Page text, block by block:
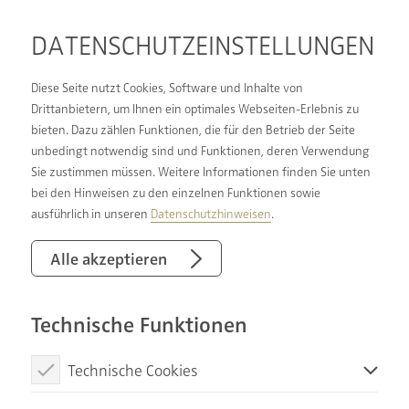
DATENSCHUTZ­EINSTELLUNGEN
Diese Seite nutzt Cookies, Software und Inhalte von
Drittanbietern, um Ihnen ein optimales Webseiten-Erlebnis zu
bieten. Dazu zählen Funktionen, die für den Betrieb der Seite
unbedingt notwendig sind und Funktionen, deren Verwendung
Sie zustimmen müssen. Weitere Informationen finden Sie unten
bei den Hinweisen zu den einzelnen Funktionen sowie
ausführlich in unseren Datenschutzhinweisen.
Alle akzeptieren
Technische Funktionen
Technische Cookies
DIE BESTEN
MOMENTE SIND
PERSÖNLICH.